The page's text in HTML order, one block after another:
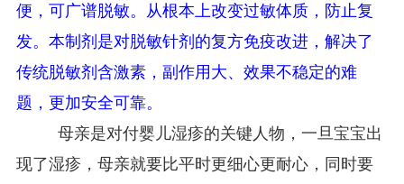
便，可广谱脱敏。从根本上改变过敏体质，防止复
发。本制剂是对脱敏针剂的复方免疫改进，解决了
传统脱敏剂含激素，副作用大、效果不稳定的难
题，更加安全可靠。
母亲是对付婴儿湿疹的关键人物，一旦宝宝出
现了湿疹，母亲就要比平时更细心更耐心，同时要